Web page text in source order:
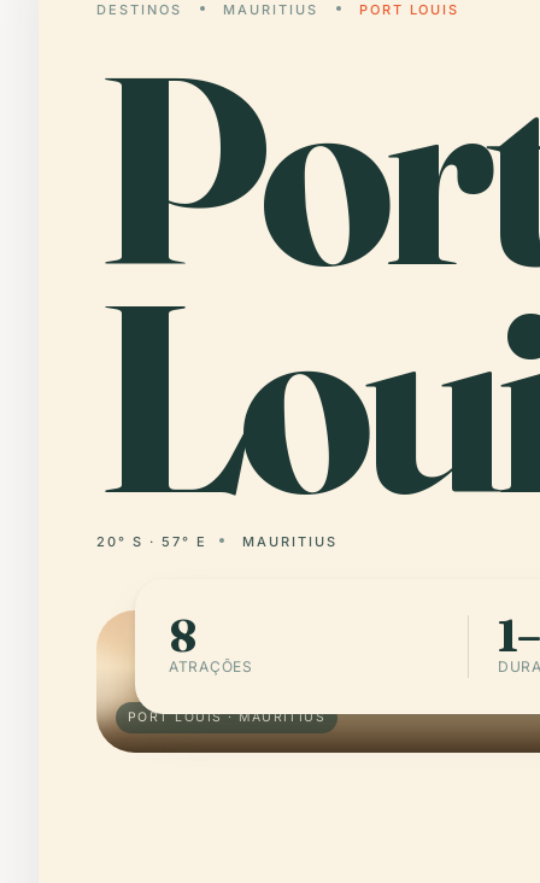
DESTINOS MAURITIUS PORT LOUIS
20° S · 57° E MAURITIUS
PORT LOUIS · MAURITIUS
8
ATRAÇÕES